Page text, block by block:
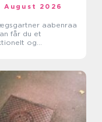
August 2026
aabenraa
får du et
og